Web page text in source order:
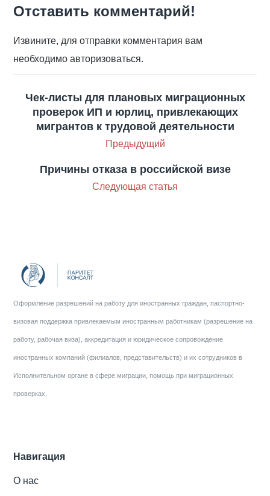
Отставить комментарий!
Извините, для отправки комментария вам
необходимо авторизоваться.
Чек-листы для плановых миграционных
проверок ИП и юрлиц, привлекающих
мигрантов к трудовой деятельности
Предыдущий
Причины отказа в российской визе
Следующая статья
Оформление разрешений на работу для иностранных граждан, паспортно-
визовая поддержка привлекаемым иностранным работникам (разрешение на
работу, рабочая виза), аккредитация и юридическое сопровождение
иностранных компаний (филиалов, представительств) и их сотрудников в
Исполнительном органе в сфере миграции, помощь при миграционных
проверках.
Навигация
О нас